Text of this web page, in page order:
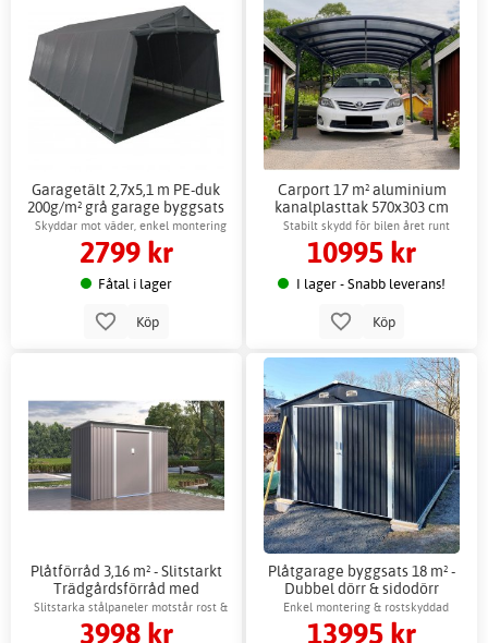
Garagetält 2,7x5,1 m PE-duk
200g/m² grå garage byggsats
Skyddar mot väder, enkel montering
2799 kr
Fåtal i lager
Köp
Carport 17 m² aluminium
kanalplasttak 570x303 cm
byggsats
Stabilt skydd för bilen året runt
10995 kr
I lager - Snabb leverans!
Köp
Plåtförråd 3,16 m² - Slitstarkt
Trädgårdsförråd med
Skjutdörrar
Slitstarka stålpaneler motstår rost &
korrosion
3998 kr
Plåtgarage byggsats 18 m² -
Dubbel dörr & sidodörr
komplett
Enkel montering & rostskyddad
konstruktion
13995 kr